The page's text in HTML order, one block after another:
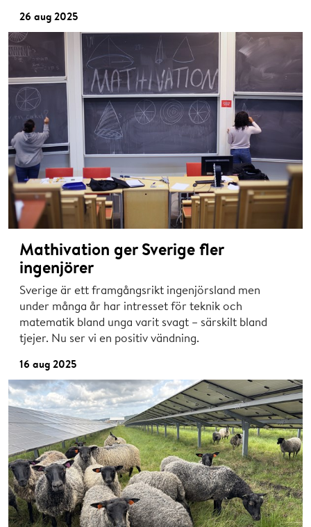
26 aug 2025
Mathivation ger Sverige fler
ingenjörer
Sverige är ett framgångsrikt ingenjörsland men
under många år har intresset för teknik och
matematik bland unga varit svagt – särskilt bland
tjejer. Nu ser vi en positiv vändning.
16 aug 2025